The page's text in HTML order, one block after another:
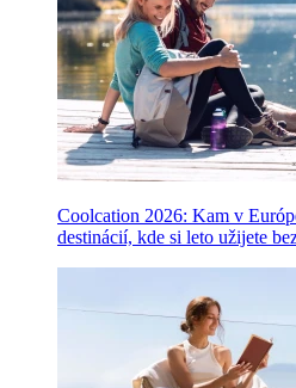
Coolcation 2026: Kam v
destinácií, kde si leto užijete